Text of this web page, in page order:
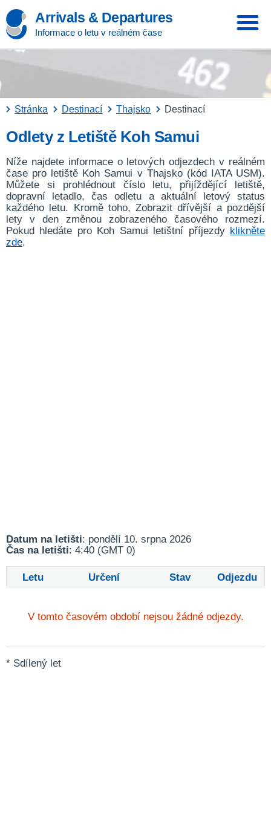
Arrivals & Departures
Informace o letu v reálném čase
Stránka Destinací Thajsko Destinací
Odlety z Letiště Koh Samui
Níže najdete informace o letových odjezdech v reálném
čase pro letiště Koh Samui v Thajsko (kód IATA USM).
Můžete si prohlédnout číslo letu, přijíždějící letiště,
dopravní letadlo, čas odletu a aktuální letový status
každého letu. Kromě toho, Zobrazit dřívější a pozdější
lety v den změnou zobrazeného časového rozmezí.
Pokud hledáte pro Koh Samui letištní příjezdy klikněte
zde.
Datum na letišti: pondělí 10. srpna 2026
Čas na letišti: 4:40 (GMT 0)
Letu Určení Stav Odjezdu
V tomto časovém období nejsou žádné odjezdy.
* Sdílený let